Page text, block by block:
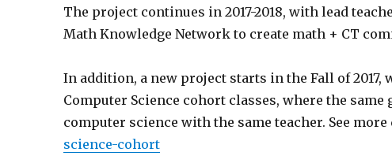
The project continues in 2017-2018, with lead
Math Knowledge Network to create math + CT
In addition, a new project starts in the Fall of
Computer Science cohort classes, where the
computer science with the same teacher. See
science-cohort